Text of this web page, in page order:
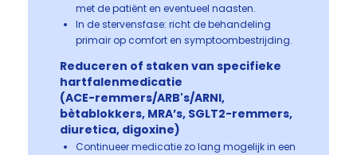
met de patiënt en eventueel naasten.
In de stervensfase: richt de behandeling
primair op comfort en symptoombestrijding.
Reduceren of staken van specifieke
hartfalenmedicatie
(ACE-remmers/ARB's/ARNI,
bètablokkers, MRA’s, SGLT2-remmers,
diuretica, digoxine)
Continueer medicatie zo lang mogelijk in een